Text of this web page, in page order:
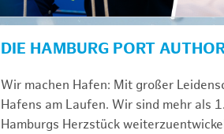
DIE HAMBURG PORT
Wir machen Hafen: Mit großer
Hafens am Laufen. Wir sind mehr als
Hamburgs Herzstück